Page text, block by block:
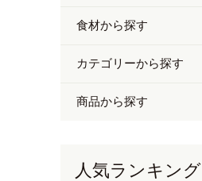
食材から探す
カテゴリーから探す
商品から探す
人気ランキング